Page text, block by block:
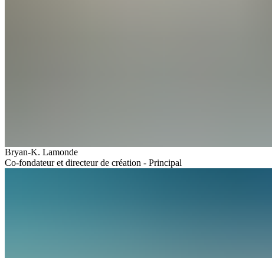
Bryan-K. Lamonde
Co-fondateur et directeur de création - Principal